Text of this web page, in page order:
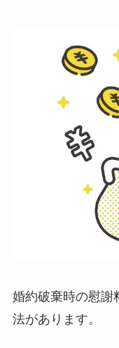
婚約破棄時の慰謝
法があります。